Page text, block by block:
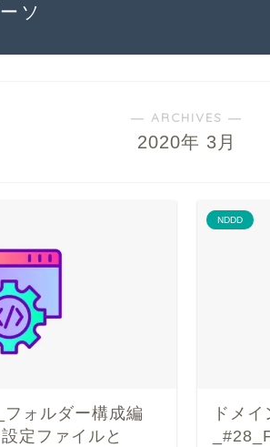
ソ
― ARCHIVES ―
2020年 3月
フォルダー構成編
定ファイルと
NDDD
ドメ